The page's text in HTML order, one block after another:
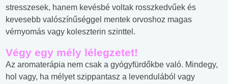
stresszesek, hanem kevésbé voltak rosszkedvűek és
kevesebb valószínűséggel mentek orvoshoz magas
vérnyomás vagy koleszterin szinttel.
Végy egy mély lélegzetet!
Az aromaterápia nem csak a gyógyfürdőkbe való. Mindegy,
hol vagy, ha mélyet szippantasz a levendulából vagy